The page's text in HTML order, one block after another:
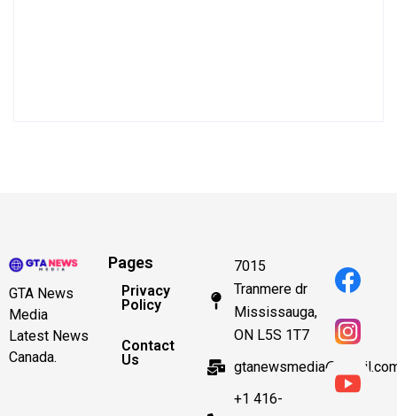
GTA News
Media
Latest News
Canada.
Pages
Privacy
Policy
Contact
Us
7015
Tranmere dr
Mississauga,
ON L5S 1T7
+1 416-